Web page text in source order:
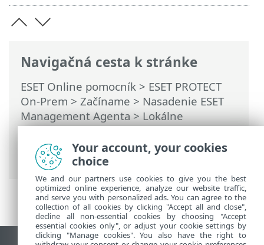
Navigačná cesta k stránke
ESET Online pomocník > ESET PROTECT
On-Prem > Začíname > Nasadenie ESET
Management Agenta>Lokálne
nasadenie agenta> Vytvorenie
inštalačného skriptu agenta –
Windows/Linux/macOS
Your account, your cookies
choice
We and our partners use cookies to give you the best
optimized online experience, analyze our website traffic,
and serve you with personalized ads. You can agree to the
collection of all cookies by clicking "Accept all and close",
decline all non-essential cookies by choosing "Accept
essential cookies only", or adjust your cookie settings by
clicking "Manage cookies". You also have the right to